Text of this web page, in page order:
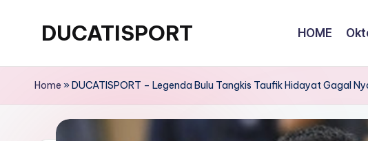
DUCATISPORT
Bulu
HOME
Home »DUCATISPORT – Legenda Bulu Tangkis Taufik Hidayat Gagal